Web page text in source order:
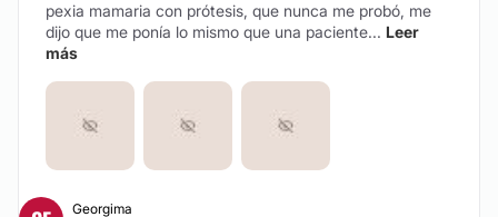
pexia mamaria con prótesis, que nunca me probó, me
dijo que me ponía lo mismo que una paciente... Leer
más
Georgima